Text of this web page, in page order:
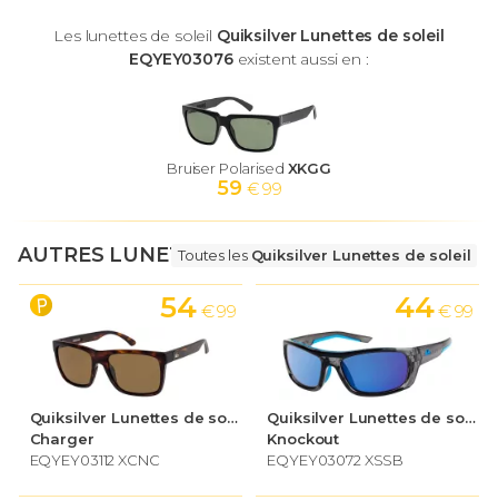
Les lunettes de soleil Quiksilver Lunettes de soleil
EQYEY03076existent aussi en :
Bruiser Polarised XKGG
59 € 99
AUTRES LUNETTES
Toutes les Quiksilver Lunettes de soleil
Quiksilver Lunettes de soleil
Charger
EQYEY03112 XCNC
54 € 99
Quiksilver Lunettes de soleil
Knockout
EQYEY03072 XSSB
44 € 99